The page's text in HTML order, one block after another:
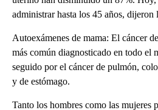
administrar hasta los 45 años, dijeron
Autoexámenes de mama: El cáncer
más común diagnosticado en todo el
seguido por el cáncer de pulmón,
y de estómago.
Tanto los hombres como las mujeres